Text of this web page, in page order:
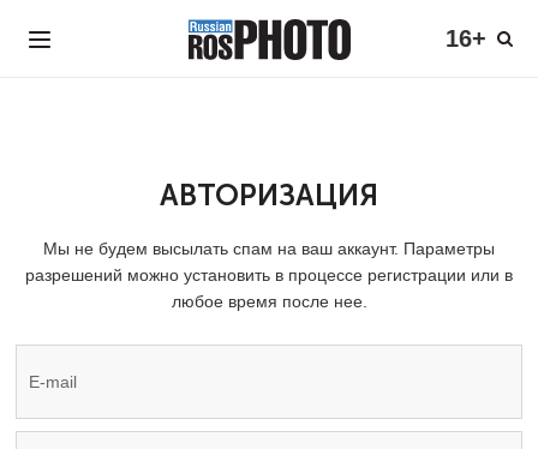
16+
АВТОРИЗАЦИЯ
Мы не будем высылать спам на ваш аккаунт. Параметры
разрешений можно установить в процессе регистрации или в
любое время после нее.